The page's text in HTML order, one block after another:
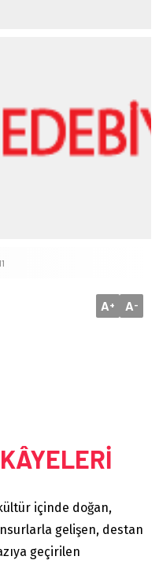
A+ A-
içinde doğan,
gelişen, destan
geçirilen